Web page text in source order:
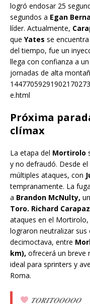
logró endosar 25
segundos a Egan
líder. Actualmente,
que Yates se
del tiempo, fue un
llega con confianza a
jornadas de alta
e.html
Próxima
clímax
La etapa del Mortirolo
y no defraudó. Desde
múltiples ataques, con
tempranamente. La
a Brandon McNulty,
Toro. Richard Carapaz
ataques en el Mortirolo,
lograron neutralizar sus
decimoctava, entre
km), ofrecerá un breve
ideal para sprinters y
Roma.
𝑻𝑶𝑹𝑰𝑻𝑶𝑶𝑶𝑶𝑶